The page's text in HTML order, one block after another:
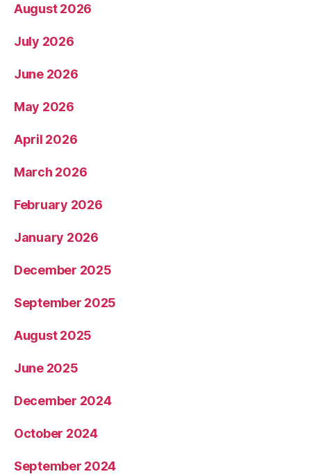
August 2026
July 2026
June 2026
May 2026
April 2026
March 2026
February 2026
January 2026
December 2025
September 2025
August 2025
June 2025
December 2024
October 2024
September 2024